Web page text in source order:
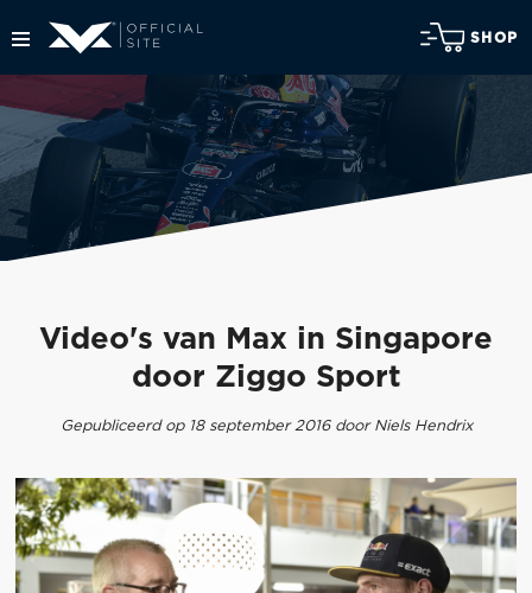
SHOP
Video's van Max in Singapore
door Ziggo Sport
Gepubliceerd op 18 september 2016 door Niels Hendrix